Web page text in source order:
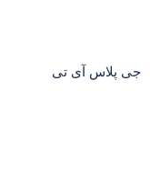
جی پلاس آی تی